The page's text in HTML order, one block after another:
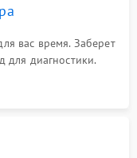
вас время. Заберет
для диагностики.